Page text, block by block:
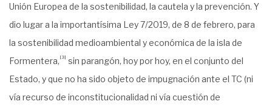
Unión Europea de la sostenibilidad, la cautela y la prevención. Y
dio lugar a la importantísima Ley 7/2019, de 8 de febrero, para
la sostenibilidad medioambiental y económica de la isla de
Formentera, [3] sin parangón, hoy por hoy, en el conjunto del
Estado, y que no ha sido objeto de impugnación ante el TC (ni
vía recurso de inconstitucionalidad ni vía cuestión de